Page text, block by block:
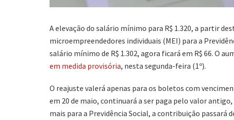
A elevação do salário mínimo para R$ 1.320, a partir
microempreendedores individuais (MEI) para a
salário mínimo de R$ 1.302, agora ficará em R$ 66. O
em medida provisória, nesta segunda-feira (1º).
O reajuste valerá apenas para os boletos com
em 20 de maio, continuará a ser paga pelo valor
mais para a Previdência Social, a contribuição passará